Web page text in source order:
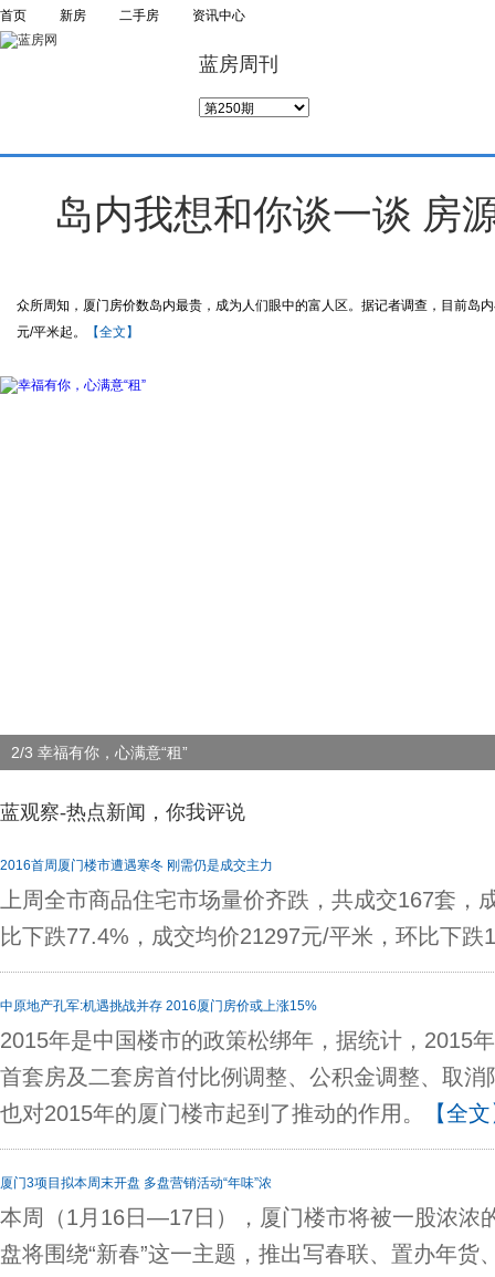
首页 新房 二手房 资讯中心
蓝房周刊
岛内我想和你谈一谈 房
众所周知，厦门房价数岛内最贵，成为人们眼中的富人区。据记者调查，目前岛
元/平米起。
【全文】
2/3 幸福有你，心满意“租”
蓝观察-热点新闻，你我评说
2016首周厦门楼市遭遇寒冬 刚需仍是成交主力
上周全市商品住宅市场量价齐跌，共成交167套，
比下跌77.4%，成交均价21297元/平米，环比下跌
中原地产孔军:机遇挑战并存 2016厦门房价或上涨15%
2015年是中国楼市的政策松绑年，据统计，2015
首套房及二套房首付比例调整、公积金调整、取
也对2015年的厦门楼市起到了推动的作用。
【全
厦门3项目拟本周末开盘 多盘营销活动“年味”浓
本周（1月16日—17日），厦门楼市将被一股浓浓
盘将围绕“新春”这一主题，推出写春联、置办年货